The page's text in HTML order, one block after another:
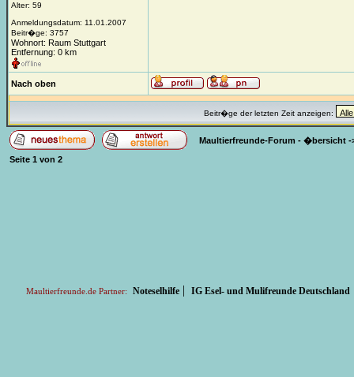
Alter: 59
Anmeldungsdatum: 11.01.2007
Beitr�ge: 3757
Wohnort: Raum Stuttgart
Entfernung: 0 km
Nach oben
Beitr�ge der letzten Zeit anzeigen:
Maultierfreunde-Forum - �bersicht -
Seite 1 von 2
Maultierfreunde.de Partner: Noteselhilfe | IG Esel- und Mulifreunde Deutschland